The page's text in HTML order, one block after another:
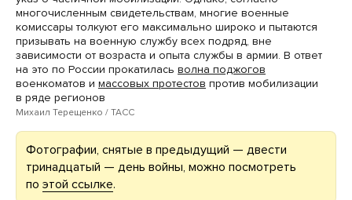
многочисленным свидетельствам, многие военные
комиссары толкуют его максимально широко и пытаются
призывать на военную службу всех подряд, вне
зависимости от возраста и опыта службы в армии. В ответ
на это по России прокатилась волна поджогов
военкоматов и массовых протестов против мобилизации
в ряде регионов
Михаил Терещенко / ТАСС
Фотографии, снятые в предыдущий — двести
тринадцатый — день войны, можно посмотреть
по этой ссылке.